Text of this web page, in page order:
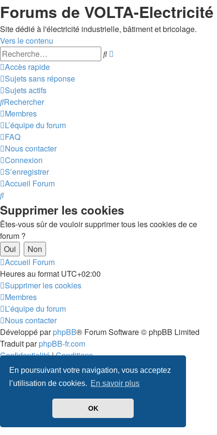
En poursuivant votre navigation, vous acceptez
l’utilisation de cookies. En savoir plus
OK
Forums de VOLTA-Electricité
Site dédié à l'électricité industrielle, bâtiment et bricolage.
Vers le contenu
Rechercher
Accès rapide
Sujets sans réponse
Sujets actifs
Rechercher
Membres
L’équipe du forum
FAQ
Nous contacter
Connexion
S’enregistrer
Accueil Forum
Rechercher
Supprimer les cookies
Êtes-vous sûr de vouloir supprimer tous les cookies de ce
forum ?
Accueil Forum
Heures au format UTC+02:00
Supprimer les cookies
Membres
L’équipe du forum
Nous contacter
Développé parphpBB® Forum Software © phpBB Limited
Traduit parphpBB-fr.com
Confidentialité|Conditions